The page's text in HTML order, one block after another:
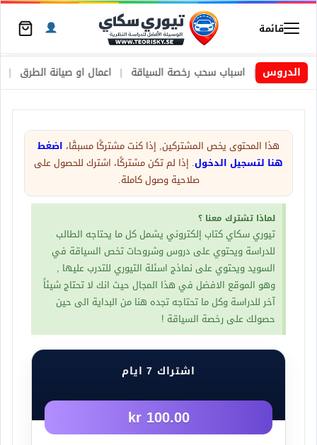
قائمة
الدروس
| اسباب سحب رخصة السياقة | اعمال او صيانة الطرق |
هذا المحتوى يخص المشتركين, إذا كنت مشتركًا مسبقًا، اضغط
هنا لتسجيل الدخول. إذا لم تكن مشتركًا، اشترك للحصول على
صلاحية وصول كاملة.
لماذا تشترك معنا ؟
تيوري سكاي كتاب إلكتروني يشمل كل ما يحتاجه الطالب
للدراسة ويحتوي على دروس وشروحات تخص السياقة في
السويد ويحتوي على نماذج اسئلة التيوري للتدرب عليها ,
وهو الموقع الافضل في هذا المجال حيث انك لا تحتاج شيئاً
آخر للدراسة وكل ما تحتاجه تجده هنا من البداية الى حين
حصولك على رخصة السياقة !
اشتراك 7 ايام
100.00 kr